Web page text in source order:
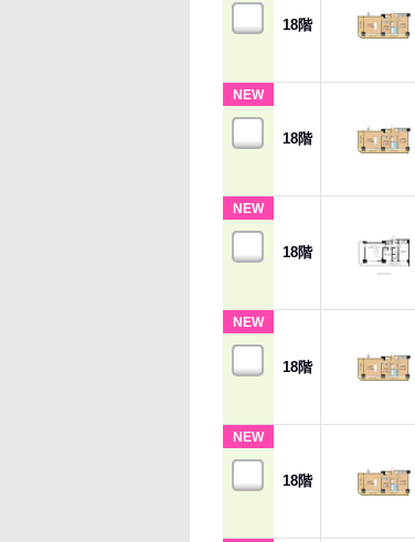
18階
NEW
18階
NEW
18階
NEW
18階
NEW
18階